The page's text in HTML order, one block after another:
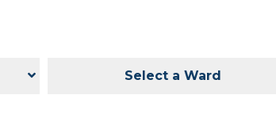
Select a Ward